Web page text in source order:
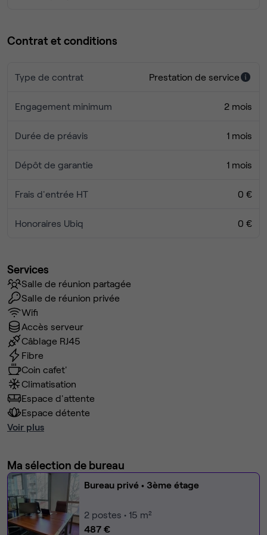
Contrat et conditions
Type de contrat Prestation de service
Engagement minimum 2 mois
Durée de préavis 1 mois
Dépôt de garantie 1 mois
Frais d'entrée HT 0 €
Honoraires Ubiq 0 €
Services
Salle de réunion partagée
Salle de réunion privée
Wifi
Accès serveur
Câblage RJ45
Fibre
Coin cafet'
Climatisation
Espace d'attente
Espace détente
Voir plus
Ma sélection de bureau
Bureau privé • 3ème étage
2 postes • 15 m²
487 €